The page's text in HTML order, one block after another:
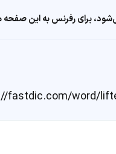
برای رفرنس به این صفحه